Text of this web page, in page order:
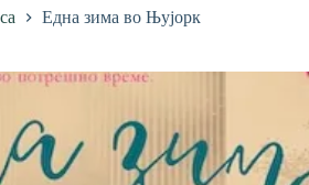
Една зима во Њујорк